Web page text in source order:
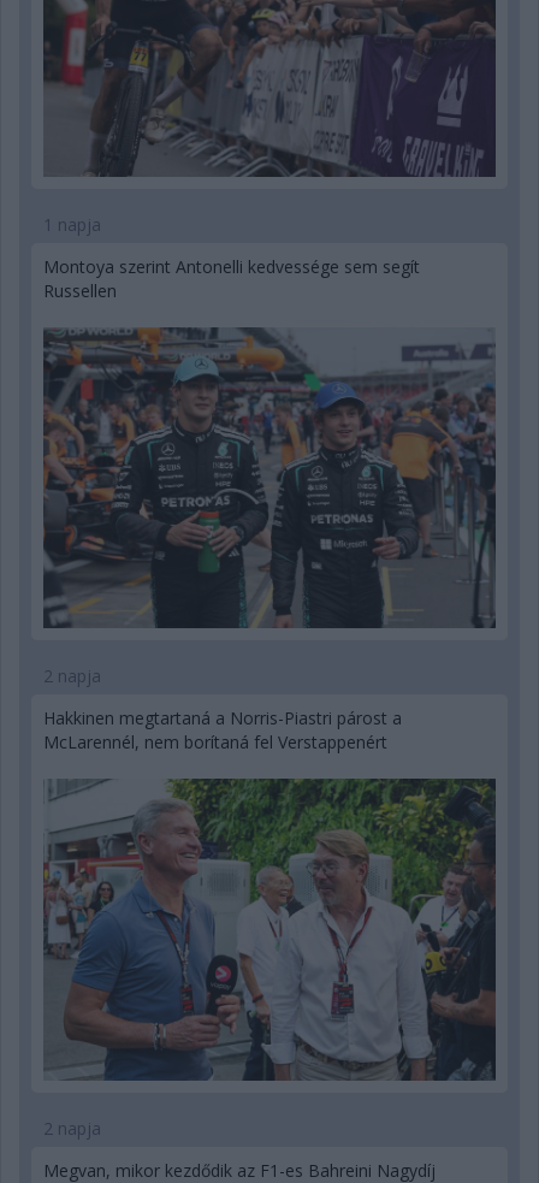
1 napja
Montoya szerint Antonelli kedvessége sem segít
Russellen
2 napja
Hakkinen megtartaná a Norris-Piastri párost a
McLarennél, nem borítaná fel Verstappenért
2 napja
Megvan, mikor kezdődik az F1-es Bahreini Nagydíj